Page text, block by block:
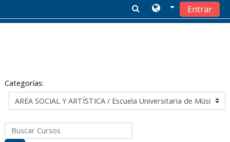
Entrar
Categorías:
Buscar Cursos